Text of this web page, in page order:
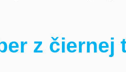
z čiernej